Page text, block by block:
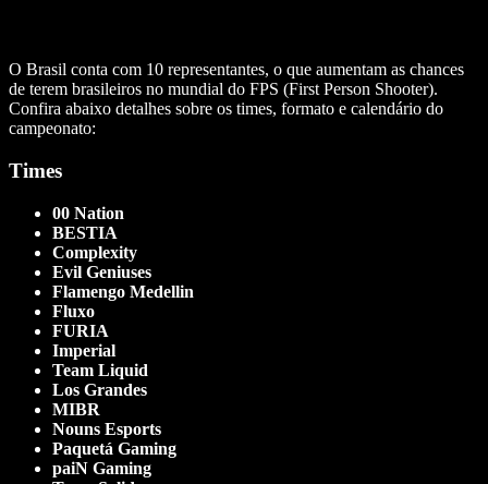
O Brasil conta com 10 representantes, o que aumentam as chances
de terem brasileiros no mundial do FPS (First Person Shooter).
Confira abaixo detalhes sobre os times, formato e calendário do
campeonato:
Times
00 Nation
BESTIA
Complexity
Evil Geniuses
Flamengo Medellin
Fluxo
FURIA
Imperial
Team Liquid
Los Grandes
MIBR
Nouns Esports
Paquetá Gaming
paiN Gaming